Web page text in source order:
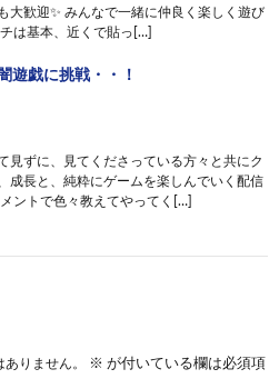
大歓迎✨ みんなで一緒に仲良く楽しく遊び
は基本、近くで貼っ[…]
遊戯に挑戦・・！
見ずに、見てくださっている方々と共にク
成長と、純粋にゲームを楽しんでいく配信
ントで色々教えてやってく[…]
りません。 ※ が付いている欄は必須項